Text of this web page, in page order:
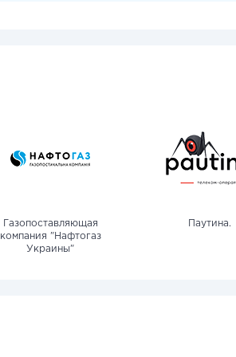
Газопоставляющая
компания "Нафтогаз
Украины"
Паутина.